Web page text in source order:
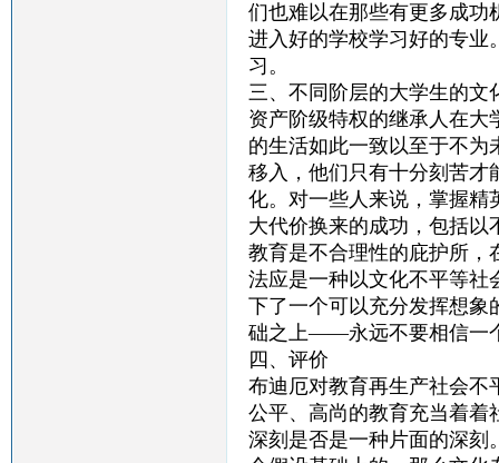
们也难以在那些有更多成功
进入好的学校学习好的专业
习。
三、不同阶层的大学生的文
资产阶级特权的继承人在大
的生活如此一致以至于不为
移入，他们只有十分刻苦才
化。对一些人来说，掌握精
大代价换来的成功，包括以
教育是不合理性的庇护所，
法应是一种以文化不平等社
下了一个可以充分发挥想象
础之上——永远不要相信一
四、评价
布迪厄对教育再生产社会不
公平、高尚的教育充当着着
深刻是否是一种片面的深刻